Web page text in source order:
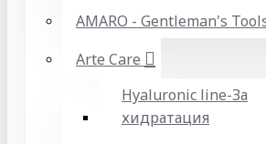
AMARO - Gentleman's
Arte Care
Hyaluronic line-За
хидратация